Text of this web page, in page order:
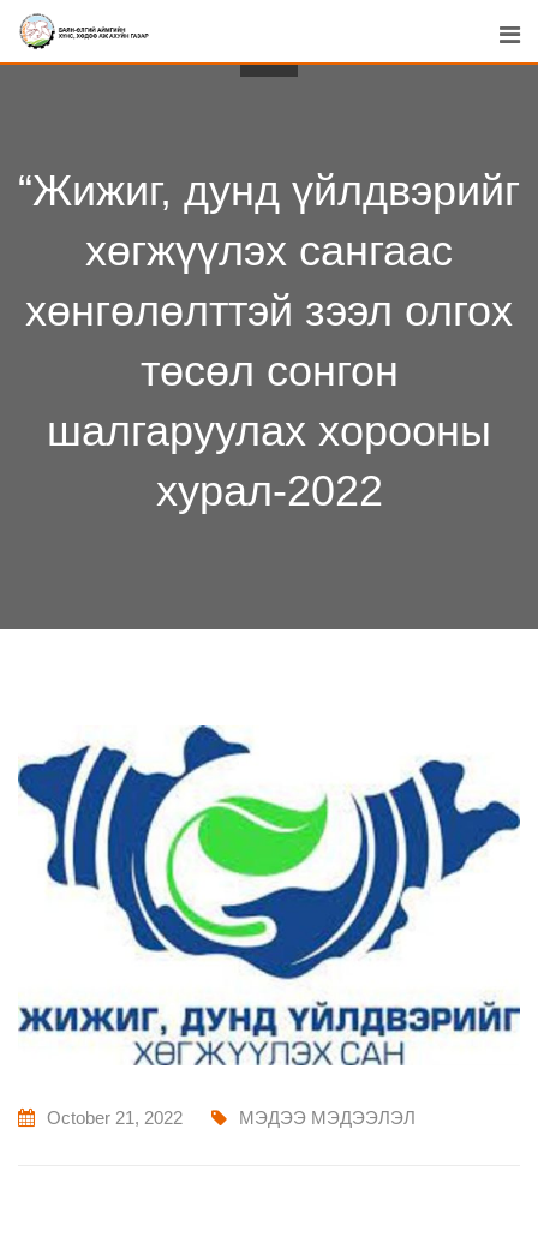
Skip
“Жижиг, дунд үйлдвэрийг
хөгжүүлэх сангаас
хөнгөлөлттэй зээл олгох
төсөл сонгон
шалгаруулах хорооны
хурал-2022
October 21, 2022 МЭДЭЭ МЭДЭЭЛЭЛ